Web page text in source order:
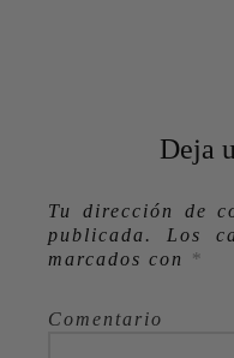
Deja
Tu dirección de
publicada.
Los
marcados con
*